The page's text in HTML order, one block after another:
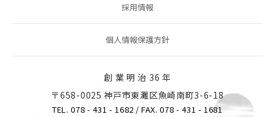
採用情報
個人情報保護方針
創 業 明 治 36 年
〒658-0025 神戸市東灘区魚崎南町3-6-18
TEL. 078 - 431 - 1682 / FAX. 078 - 431 - 1681